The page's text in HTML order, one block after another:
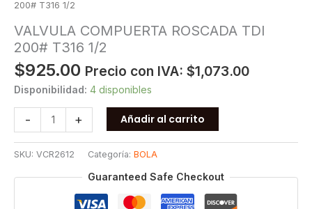
200# T316 1/2
VALVULA COMPUERTA ROSCADA TDI
200# T316 1/2
$925.00 Precio con IVA: $1,073.00
Disponibilidad: 4 disponibles
-
VALVULA
COMPUERTA
ROSCADA
TDI
200#
+ Añadir al carrito
SKU: VCR2612 Categoría: BOLA
Guaranteed Safe Checkout